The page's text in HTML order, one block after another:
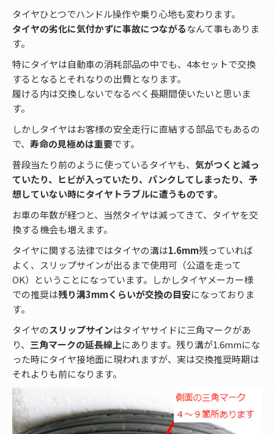
タイヤひとつでハンドル操作や乗り心地も変わります。
タイヤの劣化に気付かずに事故につながるなんて事もありま
す。
特にタイヤは自動車の消耗部品の中でも、4本セットで交換
するとなるとそれなりの出費となります。
履ける内は交換しないでなるべく長期間使いたいと思いま
す。
しかしタイヤはお客様の安全走行に直結する部品でもあるの
で、 寿命の見極めは重要です。
普段当たり前のように使っているタイヤも、 気がつくと減っ
ていたり、ヒビが入っていたり、パンクしてしまったり、予
想していない時にタイヤトラブルに遭うものです。
お車の年数が経つと、当然タイヤは減ってきて、タイヤを交
換する機会も増えます。
タイヤに関する法律ではタイヤの溝は1.6mm残っていれば
よく、スリップサインが出るまで使用可（公道を走って
OK）ということになっています。しかしタイヤメーカー様
での推奨は残り溝3mmくらいが交換の目安になっておりま
す。
タイヤのスリップサインはタイヤサイドに三角マークがあ
り、 三角マークの延長線上にあります。残り溝が1.6mmにな
った時にタイヤ接地面に現われますが、実は交換推奨時期は
それよりも前になります。